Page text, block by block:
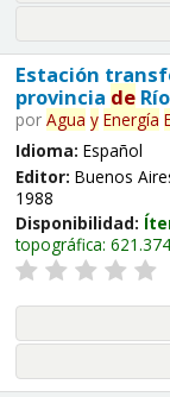
Estación
provincia de
por Agua y Energía
Idioma: Español
Editor: Buenos
1988
Disponibilidad:
topográfica: